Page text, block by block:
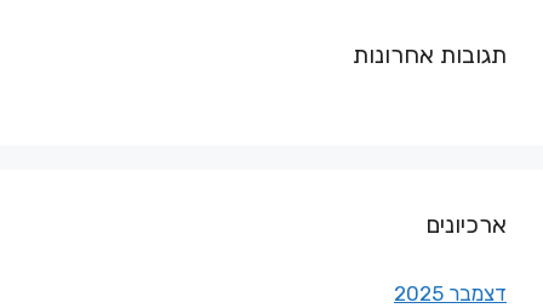
תגובות אחרונות
ארכיונים
דצמבר 2025